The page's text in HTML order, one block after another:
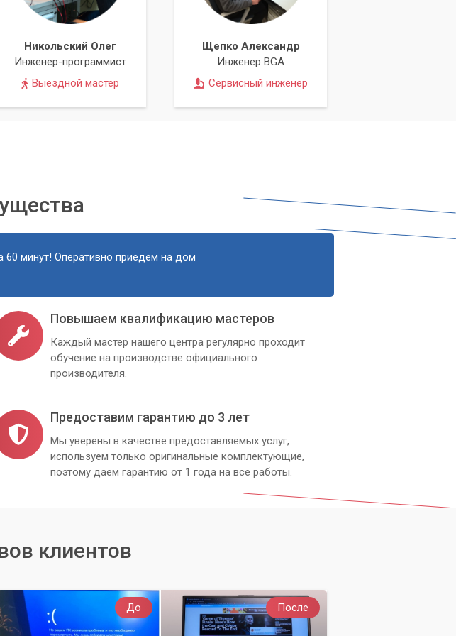
Никольский Олег
Инженер-программист
Выездной мастер
Щепко Александр
Инженер BGA
Сервисный инженер
минут! Оперативно приедем на дом
Повышаем квалификацию мастеров
Каждый мастер нашего центра регулярно проходит
обучение на производстве официального
производителя.
Предоставим гарантию до 3 лет
Мы уверены в качестве предоставляемых услуг,
используем только оригинальные комплектующие,
поэтому даем гарантию от 1 года на все работы.
клиентов
До После